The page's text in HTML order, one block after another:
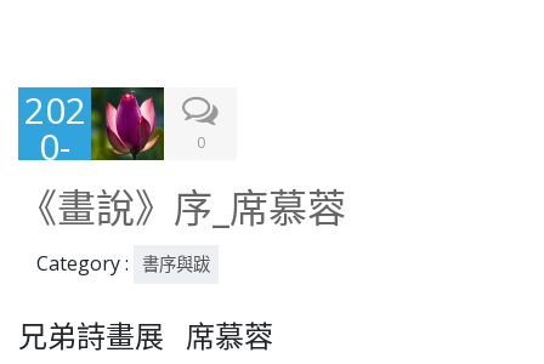
202
0-
01-
30
0
《畫說》序_席慕蓉
Category : 書序與跋
兄弟詩畫展 席慕蓉